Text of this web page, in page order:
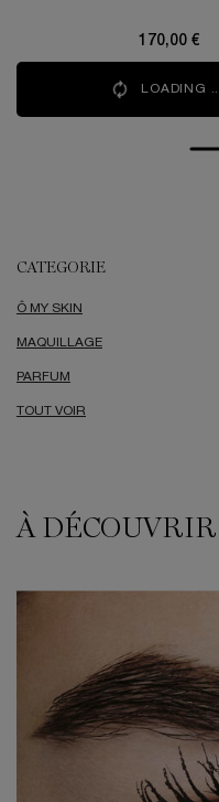
170,00 €
LOADING ...
CATEGORIE
Ô MY SKIN
MAQUILLAGE
PARFUM
TOUT VOIR
À DÉCOUVRIR